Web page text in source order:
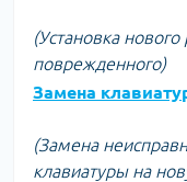
(Установка
поврежденного)
Замена
(Замена
клавиатуры на